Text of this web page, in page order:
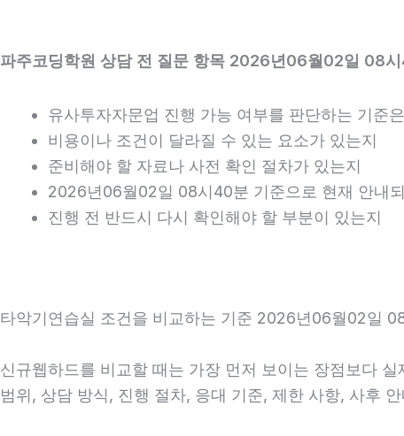
파주코딩학원 상담 전 질문 항목 2026년06월02일 08
유사투자자문업 진행 가능 여부를 판단하는 기준
비용이나 조건이 달라질 수 있는 요소가 있는지
준비해야 할 자료나 사전 확인 절차가 있는지
2026년06월02일 08시40분 기준으로 현재 안내
진행 전 반드시 다시 확인해야 할 부분이 있는지
타악기연습실 조건을 비교하는 기준 2026년06월02일
신규웹하드를 비교할 때는 가장 먼저 보이는 장점보다
범위, 상담 방식, 진행 절차, 응대 기준, 제한 사항, 사후